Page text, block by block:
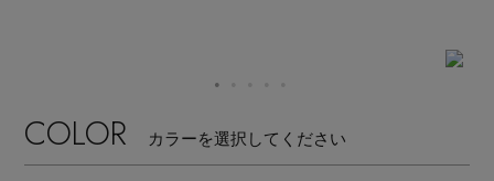
【レース】上品な透け感
【雨の日】急な雨対策グッズ
カットソー・Tシャツ
サンダル
すべてのファッション小物
アクセサリー
COLOR カラーを選択してください